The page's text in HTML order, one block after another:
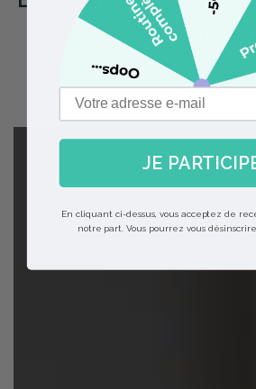
notre
Vos cheveux en bonne
promesse.
JE
En cliquant ci-dessus, vous acceptez de
notre part. Vous pourrez vous